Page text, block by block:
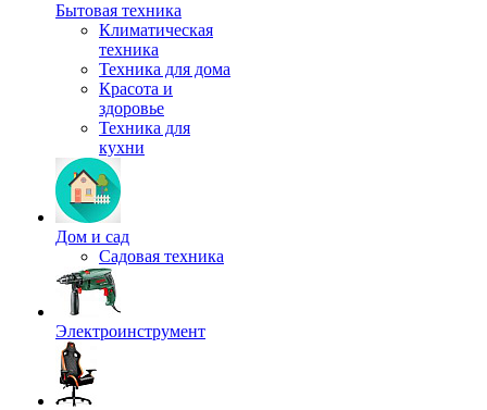
Бытовая техника
Климатическая
техника
Техника для дома
Красота и
здоровье
Техника для
кухни
Дом и сад
Садовая техника
Электроинструмент